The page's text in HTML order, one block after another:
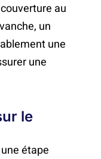
au
un
une
une
le
étape